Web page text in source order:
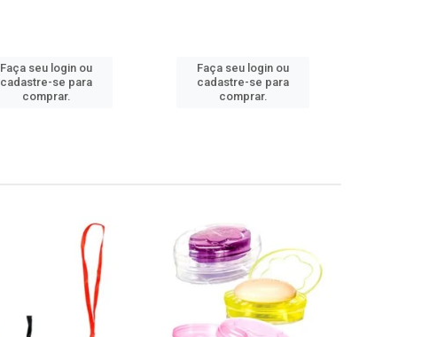
Faça seu login ou
cadastre-se para
comprar.
Faça seu login ou
cadastre-se para
comprar.